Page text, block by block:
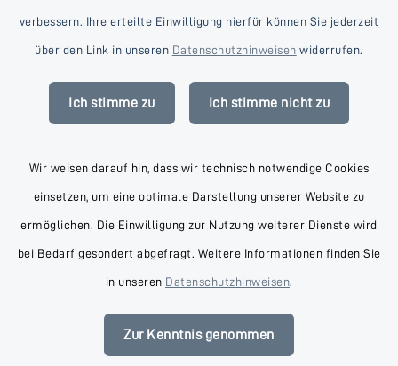
verbessern. Ihre erteilte Einwilligung hierfür können Sie jederzeit
über den Link in unseren Datenschutzhinweisen widerrufen.
Ich stimme zu Ich stimme nicht zu
Wir weisen darauf hin, dass wir technisch notwendige Cookies
einsetzen, um eine optimale Darstellung unserer Website zu
ermöglichen. Die Einwilligung zur Nutzung weiterer Dienste wird
bei Bedarf gesondert abgefragt. Weitere Informationen finden Sie
in unseren Datenschutzhinweisen.
Zur Kenntnis genommen
Kontakt
Barrierefreiheit
Datenschutz
Impressum
AGB
Sitemap